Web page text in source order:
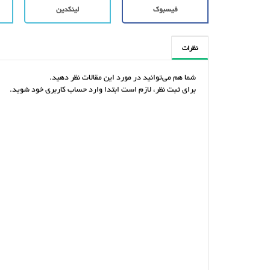
فیسبوک لینکدین
نظرات
شما هم می‌توانید در مورد این مقالات نظر دهید.
برای ثبت نظر، لازم است ابتدا وارد حساب کاربری خود شوید.